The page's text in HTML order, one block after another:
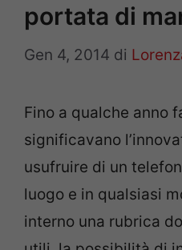
portata di
Gen 4, 2014 di
Fino a qualche anno
significavano
usufruire di un
luogo e in qualsiasi
interno una rubrica